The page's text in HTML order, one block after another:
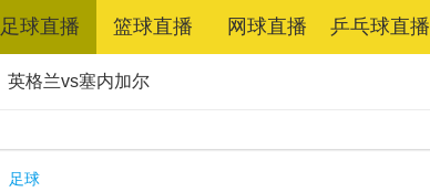
足球直播 篮球直播 网球直播 乒乓球直播
英格兰vs塞内加尔
足球